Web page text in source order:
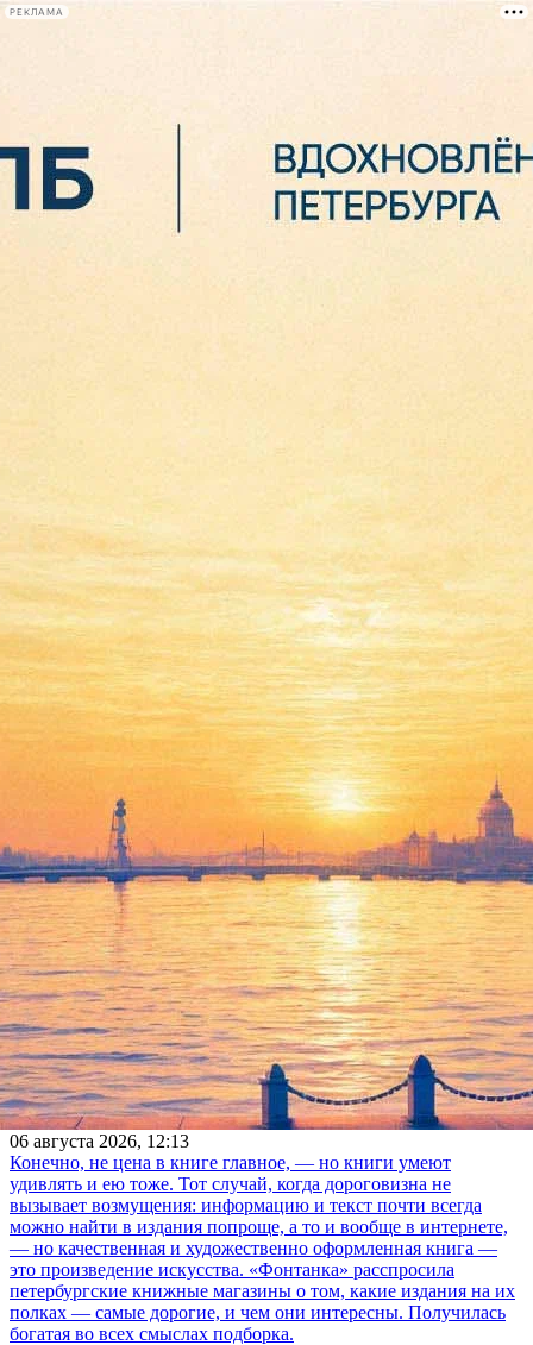
РЕКЛАМА
Сегодня:
14 декабря 2019, суббота
Забьемся, опера. Чем грозит просмотр картины
«Полицейский с Рублевки. Новогодний беспредел 2»
Архив предыдущих материалов
Какие книги — самые дорогие в
магазинах Петербурга?
06 августа 2026, 12:13
Конечно, не цена в книге главное, — но книги умеют
удивлять и ею тоже. Тот случай, когда дороговизна не
вызывает возмущения: информацию и текст почти всегда
можно найти в издания попроще, а то и вообще в интернете,
— но качественная и художественно оформленная книга —
это произведение искусства. «Фонтанка» расспросила
петербургские книжные магазины о том, какие издания на их
полках — самые дорогие, и чем они интересны. Получилась
богатая во всех смыслах подборка.